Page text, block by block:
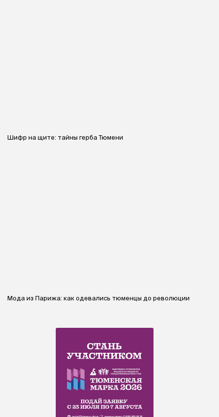
Шифр на щите: тайны герба Тюмени
Мода из Парижа: как одевались тюменцы до революции